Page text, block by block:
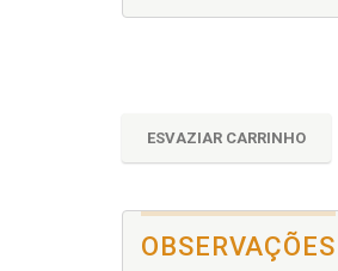
ESVAZIAR CARRINHO
OBSERVAÇÕES